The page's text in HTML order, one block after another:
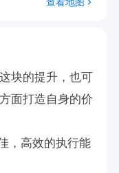
块的提升，也可
面打造自身的价
，高效的执行能